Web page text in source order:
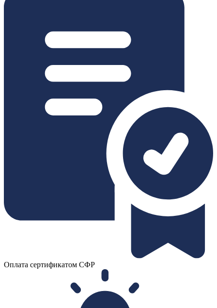
Оплата сертификатом СФР